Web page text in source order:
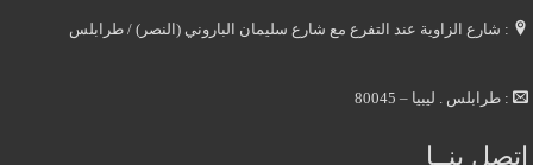
: شارع الزاوية عند التفرع مع شارع سليمان الباروني (النصر) / طرابلس
: طرابلس . ليبيا – 80045
إتصل بنــا